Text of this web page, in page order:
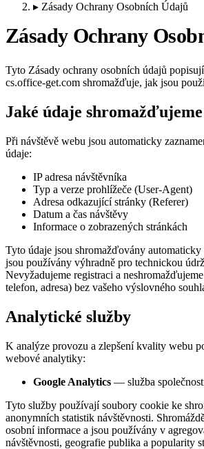
▸ Zásady Ochrany Osobních Údajů
Zásady Ochrany
Tyto Zásady ochrany osobních údajů
cs.office-get.com shromažďuje, jak jsou
Jaké údaje shromažďujeme
Při návštěvě webu jsou automaticky
údaje:
IP adresa návštěvníka
Typ a verze prohlížeče (User-Agent)
Adresa odkazující stránky (Referer)
Datum a čas návštěvy
Informace o zobrazených stránkách
Tyto údaje jsou shromažďovány
jsou používány výhradně pro technickou
Nevyžadujeme registraci a
telefon, adresa) bez vašeho výslovného
Analytické služby
K analýze provozu a zlepšení kvality webu
webové analytiky:
Google Analytics — služba
Tyto služby používají soubory cookie ke
anonymních statistik návštěvnosti.
osobní informace a jsou používány v
návštěvnosti, geografie publika a popularity